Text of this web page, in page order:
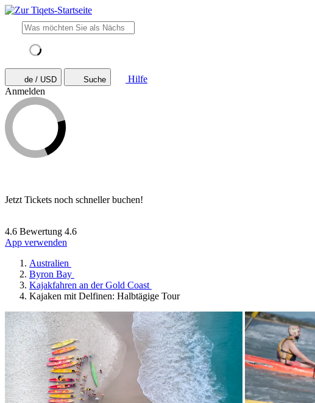
de / USD Suche
Hilfe
Anmelden
Jetzt Tickets noch schneller buchen!
4.6 Bewertung 4.6
App verwenden
Australien
Byron Bay
Kajakfahren an der Gold Coast
Kajaken mit Delfinen: Halbtägige Tour